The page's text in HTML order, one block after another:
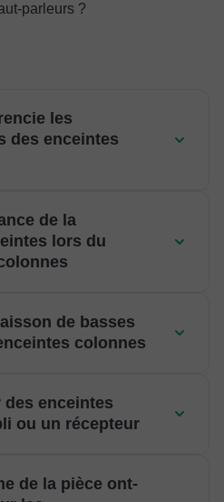
parleurs ?
les
des enceintes
de la
lors du
de basses
colonnes
enceintes
ou un récepteur
de la pièce ont-